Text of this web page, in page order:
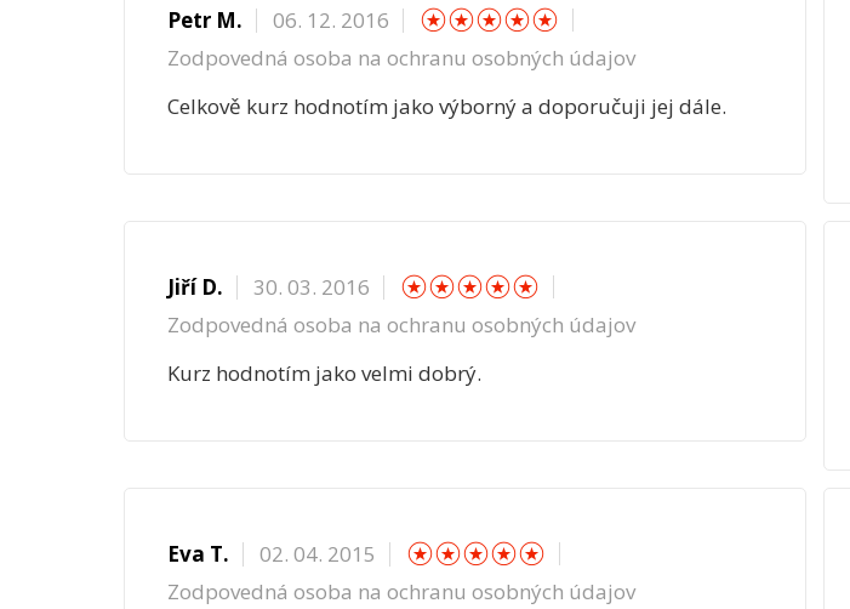
Petr M. 06. 12. 2016
Zodpovedná osoba na ochranu osobných údajov
Celkově kurz hodnotím jako výborný a doporučuji jej dále.
Jiří D. 30. 03. 2016 ☆☆☆☆ ☆
Zodpovedná osoba na ochranu osobných údajov
Kurz hodnotím jako velmi dobrý.
Eva T. 02. 04. 2015 ☆☆☆☆ ☆
Zodpovedná osoba na ochranu osobných údajov